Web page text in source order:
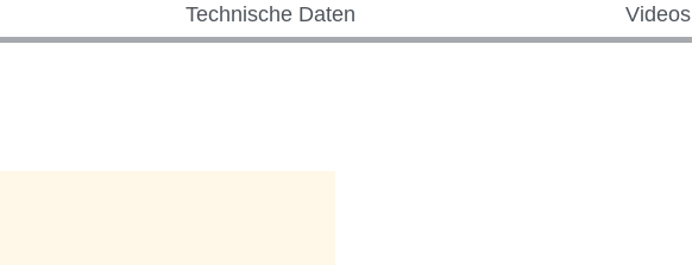
Technische Daten Videos